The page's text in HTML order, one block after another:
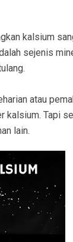
kalsium
sejenis
atau
Tapi
lain.